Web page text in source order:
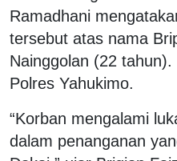
Ramadhani
tersebut atas nama
Nainggolan (22
Polres Yahukimo.
“Korban mengalami
dalam penanganan